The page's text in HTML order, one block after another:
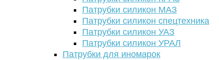
Патрубки силикон МАЗ
Патрубки силикон спецтехника
Патрубки силикон УАЗ
Патрубки силикон УРАЛ
Патрубки для иномарок